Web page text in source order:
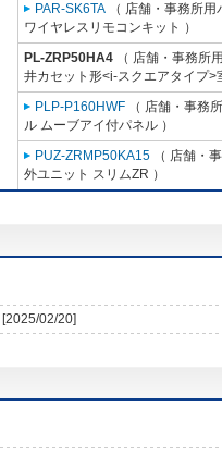
PAR-SK6TA （ 店舗・事務所
ワイヤレスリモコンキット ）
PL-ZRP50HA4 （ 店舗・事務所
井カセット形<i-スクエアタイプ>
PLP-P160HWF （ 店舗・事務
ル ムーブアイ付パネル ）
PUZ-ZRMP50KA15 （ 店舗・
外ユニット スリムZR ）
[2025/02/20]